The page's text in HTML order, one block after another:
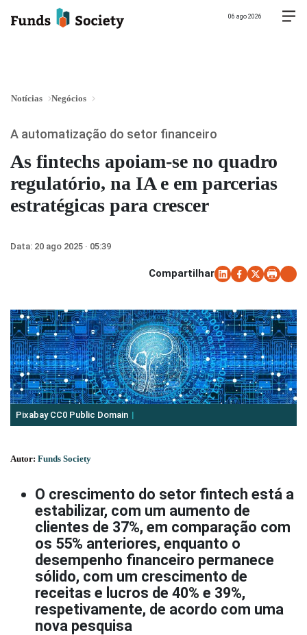
06 ago 2026
Notícias Negócios
As fintechs apoiam-se no quadro
regulatório, na IA e em parcerias
estratégicas para crescer
A automatização do setor financeiro
Data: 20 ago 2025 · 05:39
Compartilhar
Pixabay CC0 Public Domain
Autor: Funds Society
O crescimento do setor fintech está a
estabilizar, com um aumento de
clientes de 37%, em comparação com
os 55% anteriores, enquanto o
desempenho financeiro permanece
sólido, com um crescimento de
receitas e lucros de 40% e 39%,
respetivamente, de acordo com uma
nova pesquisa